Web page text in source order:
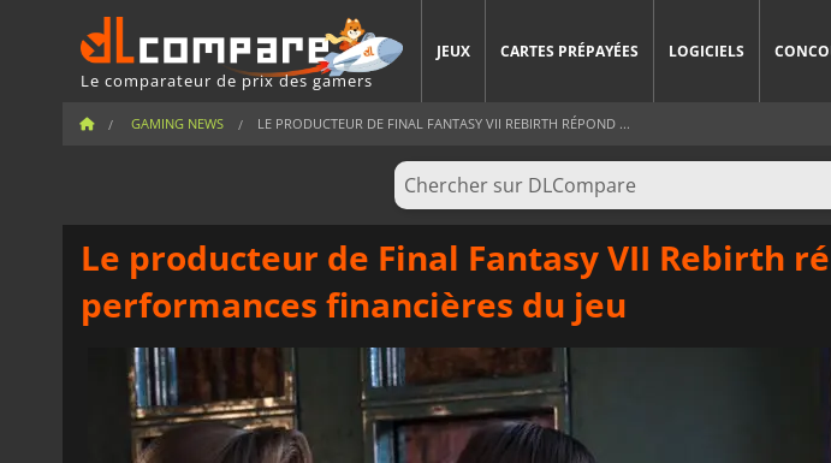
Le comparateur de prix des gamers
JEUX CARTES PRÉPAYÉES LOGICIELS
GAMING NEWS LE PRODUCTEUR DE FINAL FANTASY VII REBIRTH RÉPOND ...
Le producteur de Final Fantasy VII Rebirth
performances financières du jeu